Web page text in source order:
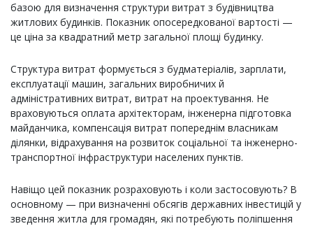
базою для визначення структури витрат з будівництва
житлових будинків. Показник опосередкованої вартості —
це ціна за квадратний метр загальної площі будинку.
Структура витрат формується з будматеріалів, зарплати,
експлуатації машин, загальних виробничих й
адміністративних витрат, витрат на проектування. Не
враховуються оплата архітекторам, інженерна підготовка
майданчика, компенсація витрат попереднім власникам
ділянки, відрахування на розвиток соціальної та інженерно-
транспортної інфраструктури населених пунктів.
Навіщо цей показник розраховують і коли застосовують? В
основному — при визначенні обсягів державних інвестицій у
зведення житла для громадян, які потребують поліпшення